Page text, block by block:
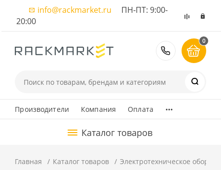
info@rackmarket.ru ПН-ПТ: 9:00-
20:00
8 (495)
0
Производители Компания Оплата ...
Каталог товаров
Главная Каталог товаров Электротехническое